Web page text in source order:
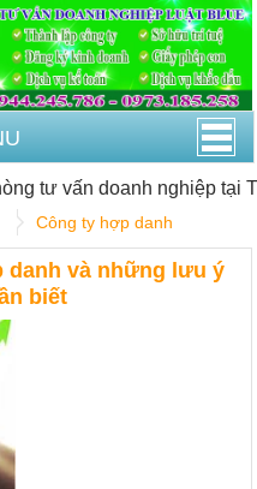
tư vấn doanh nghiệp tại
Công ty hợp danh
danh và những lưu ý
biết